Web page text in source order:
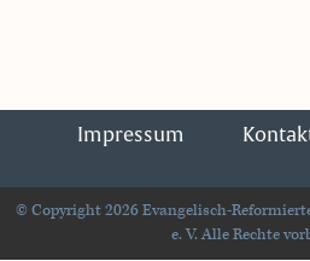
Impressum
© Copyright 2026 Evangelisch-
e. V. Alle Rechte